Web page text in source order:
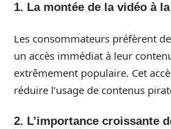
1. La montée de la vidéo à
Les consommateurs préfèrent
un accès immédiat à leur
extrêmement populaire. Cet
réduire l’usage de contenus
2. L’importance croissante